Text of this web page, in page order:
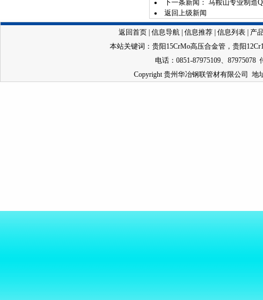
下一条新闻： 马鞍山专业制造
返回上级新闻
返回首页 信息导航 信息推荐 信息列表
产
本站关键词： 贵阳15CrMo高压合金管 ， 贵阳
电话：0851-87975109、87975078
Copyright 贵州华冶钢联管材有限公司